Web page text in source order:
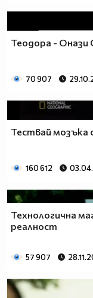
Теодора - Онази
70 907
Тествай мозъка
160 612
Технологична
реалност
57 907